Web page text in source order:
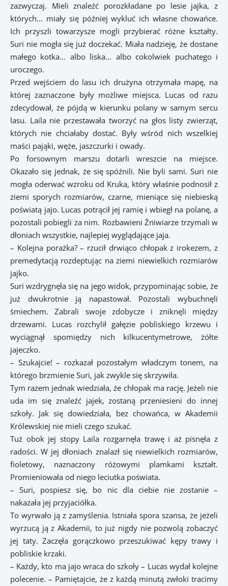
zazwyczaj. Mieli znaleźć porozkładane po lesie jajka, z
których… miały się później wykluć ich własne chowańce.
Ich przyszli towarzysze mogli przybierać różne kształty.
Suri nie mogła się już doczekać. Miała nadzieję, że dostane
małego kotka… albo liska… albo cokolwiek puchatego i
uroczego.
Przed wejściem do lasu ich drużyna otrzymała mapę, na
której zaznaczone były możliwe miejsca. Lucas od razu
zdecydował, że pójdą w kierunku polany w samym sercu
lasu. Laila nie przestawała tworzyć na głos listy zwierząt,
których nie chciałaby dostać. Były wśród nich wszelkiej
maści pająki, węże, jaszczurki i owady.
Po forsownym marszu dotarli wreszcie na miejsce.
Okazało się jednak, że się spóźnili. Nie byli sami. Suri nie
mogła oderwać wzroku od Kruka, który właśnie podnosił z
ziemi sporych rozmiarów, czarne, mieniące się niebieską
poświatą jajo. Lucas potrącił jej ramię i wbiegł na polanę, a
pozostali pobiegli za nim. Rozbawieni Żniwiarze trzymali w
dłoniach wszystkie, najlepiej wyglądające jaja.
– Kolejna porażka? – rzucił drwiąco chłopak z irokezem, z
premedytacją rozdeptując na ziemi niewielkich rozmiarów
jajko.
Suri wzdrygnęła się na jego widok, przypominając sobie, że
już dwukrotnie ją napastował. Pozostali wybuchnęli
śmiechem. Zabrali swoje zdobycze i zniknęli między
drzewami. Lucas rozchylił gałęzie pobliskiego krzewu i
wyciągnął spomiędzy nich kilkucentymetrowe, żółte
jajeczko.
– Szukajcie! – rozkazał pozostałym władczym tonem, na
którego brzmienie Suri, jak zwykle się skrzywiła.
Tym razem jednak wiedziała, że chłopak ma rację. Jeżeli nie
uda im się znaleźć jajek, zostaną przeniesieni do innej
szkoły. Jak się dowiedziała, bez chowańca, w Akademii
Królewskiej nie mieli czego szukać.
Tuż obok jej stopy Laila rozgarnęła trawę i aż pisnęła z
radości. W jej dłoniach znalazł się niewielkich rozmiarów,
fioletowy, naznaczony różowymi plamkami kształt.
Promieniowała od niego leciutka poświata.
– Suri, pospiesz się, bo nic dla ciebie nie zostanie –
nakazała jej przyjaciółka.
To wyrwało ją z zamyślenia. Istniała spora szansa, że jeżeli
wyrzucą ją z Akademii, to już nigdy nie pozwolą zobaczyć
jej taty. Zaczęła gorączkowo przeszukiwać kępy trawy i
pobliskie krzaki.
– Każdy, kto ma jajo wraca do szkoły – Lucas wydał kolejne
polecenie. – Pamiętajcie, że z każdą minutą zwłoki tracimy